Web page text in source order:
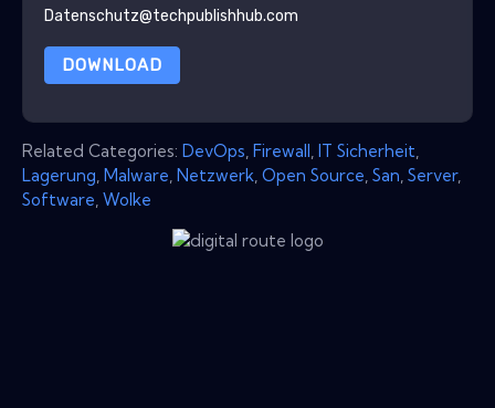
Datenschutz@techpublishhub.com
DOWNLOAD
Related Categories: DevOps Firewall IT Sicherheit
Lagerung Malware Netzwerk Open Source San Server,
Software Wolke